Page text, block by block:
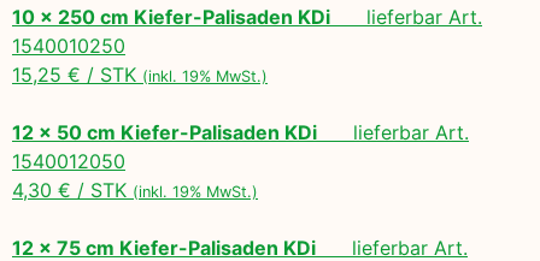
10 x 250 cm Kiefer-Palisaden KDi lieferbar Art.
1540010250
15,25 € / STK (inkl. 19% MwSt.)
12 x 50 cm Kiefer-Palisaden KDi lieferbar Art.
1540012050
4,30 € / STK (inkl. 19% MwSt.)
12 x 75 cm Kiefer-Palisaden KDi lieferbar Art.